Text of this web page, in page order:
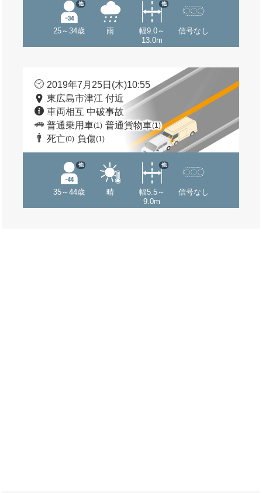
25～34歳
他
雨
幅9.0～
13.0m
他
信号なし
2019年7月25日(木)10:55
東広島市津江 付近
車両相互 中破事故
普通乗用車(1) 普通貨物車(1)
死亡(0) 負傷(1)
35～44歳
他
晴
幅5.5～
9.0m
他
信号なし